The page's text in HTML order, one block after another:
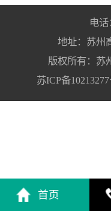
电话
地址：苏州
版权所有：苏
苏ICP备
首页